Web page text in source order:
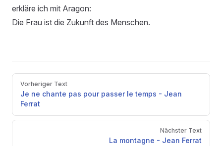
erkläre ich mit Aragon:
Die Frau ist die Zukunft des Menschen.
Pager
Vorheriger Text
Je ne chante pas pour passer le temps - Jean
Ferrat
Nächster Text
La montagne - Jean Ferrat